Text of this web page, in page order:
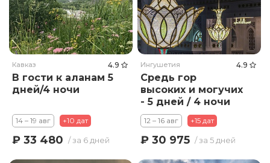
Кавказ 4.9
В гости к аланам 5
дней/4 ночи
14 – 19 авг +10 дат
₽ 33 480 / за 6 дней
Ингушетия 4.9
Средь гор
высоких и могучих
- 5 дней / 4 ночи
12 – 16 авг +15 дат
₽ 30 975 / за 5 дней